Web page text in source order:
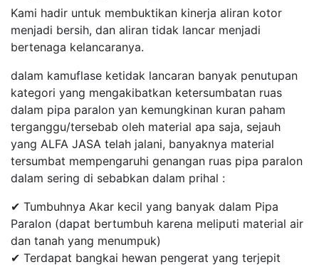
Kami hadir untuk membuktikan kinerja aliran kotor
menjadi bersih, dan aliran tidak lancar menjadi
bertenaga kelancaranya.
dalam kamuflase ketidak lancaran banyak penutupan
kategori yang mengakibatkan ketersumbatan ruas
dalam pipa paralon yan kemungkinan kuran paham
terganggu/tersebab oleh material apa saja, sejauh
yang ALFA JASA telah jalani, banyaknya material
tersumbat mempengaruhi genangan ruas pipa paralon
dalam sering di sebabkan dalam prihal :
✔ Tumbuhnya Akar kecil yang banyak dalam Pipa
Paralon (dapat bertumbuh karena meliputi material air
dan tanah yang menumpuk)
✔ Terdapat bangkai hewan pengerat yang terjepit